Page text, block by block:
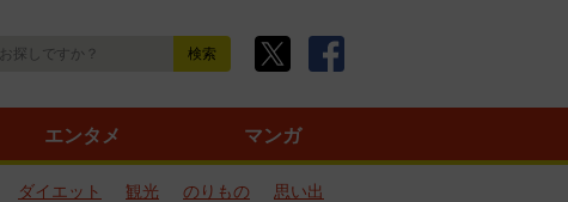
エンタメ マンガ
ダイエット 観光 のりもの
思い出